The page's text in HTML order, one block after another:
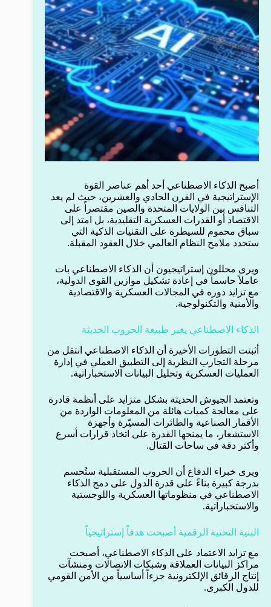
أصبح الذكاء الاصطناعي أحد أهم عناصر القوة
الإستراتيجية في القرن الحادي والعشرين، حيث لم يعد
التنافس بين الولايات المتحدة والصين مقتصراً على
الاقتصاد أو القدرات العسكرية التقليدية، بل امتد إلى
سباق محموم للسيطرة على التقنيات الذكية التي
ستحدد ملامح النظام العالمي خلال العقود المقبلة.
ويرى محللون إستراتيجيون أن الذكاء الاصطناعي بات
عاملاً حاسماً في إعادة تشكيل موازين القوى الدولية،
مع تزايد دوره في المجالات العسكرية والاقتصادية
والأمنية والتكنولوجية.
الذكاء الاصطناعي يغير طبيعة الحروب الحديثة
أثبتت التطورات الأخيرة أن الذكاء الاصطناعي انتقل من
مرحلة التجارب النظرية إلى التطبيق العملي في إدارة
العمليات العسكرية وتحليل البيانات الاستخباراتية.
وتعتمد الجيوش الحديثة بشكل متزايد على أنظمة قادرة
على معالجة كميات هائلة من المعلومات الواردة من
الأقمار الصناعية والطائرات المسيّرة وأجهزة
الاستشعار، ما يمنحها القدرة على اتخاذ قرارات أسرع
وأكثر دقة في ساحات القتال.
ويرى خبراء الدفاع أن الحروب المستقبلية ستُحسم
بدرجة كبيرة بناءً على قدرة الدول على دمج الذكاء
الاصطناعي في منظوماتها العسكرية واللوجستية
والاستخباراتية.
البنية التحتية الرقمية أصبحت هدفاً إستراتيجياً
مع تزايد الاعتماد على الذكاء الاصطناعي، أصبحت
مراكز البيانات العملاقة وشبكات الاتصالات ومنشآت
إنتاج الرقائق الإلكترونية جزءاً أساسياً من الأمن القومي
للدول الكبرى.